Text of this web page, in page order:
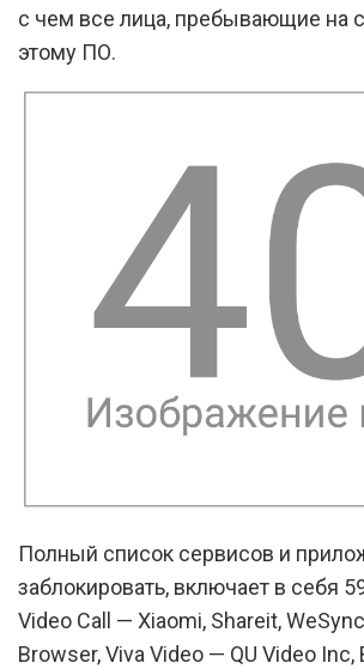
с чем все лица, пребывающие на
этому ПО.
Полный список сервисов и
заблокировать, включает в себя
Video Call — Xiaomi, Shareit,
Browser, Viva Video — QU Video